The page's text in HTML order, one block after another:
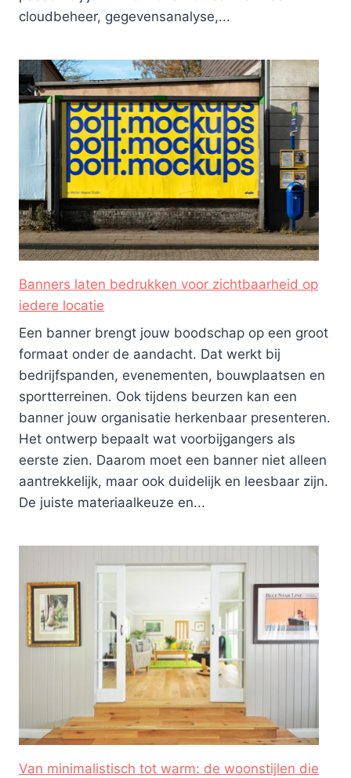
cloudbeheer, gegevensanalyse,...
Banners laten bedrukken voor zichtbaarheid op
iedere locatie
Een banner brengt jouw boodschap op een groot
formaat onder de aandacht. Dat werkt bij
bedrijfspanden, evenementen, bouwplaatsen en
sportterreinen. Ook tijdens beurzen kan een
banner jouw organisatie herkenbaar presenteren.
Het ontwerp bepaalt wat voorbijgangers als
eerste zien. Daarom moet een banner niet alleen
aantrekkelijk, maar ook duidelijk en leesbaar zijn.
De juiste materiaalkeuze en...
Van minimalistisch tot warm: de woonstijlen die